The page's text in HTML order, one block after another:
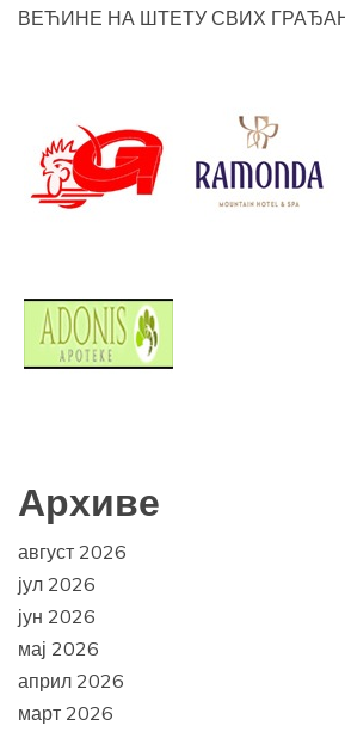
ВЕЋИНЕ НА ШТЕТУ СВИХ
Архиве
август 2026
јул 2026
јун 2026
мај 2026
април 2026
март 2026